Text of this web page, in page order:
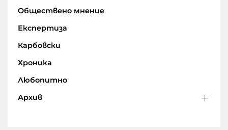
Обществено мнение
Експертиза
Карбовски
Хроника
Любопитно
Архив